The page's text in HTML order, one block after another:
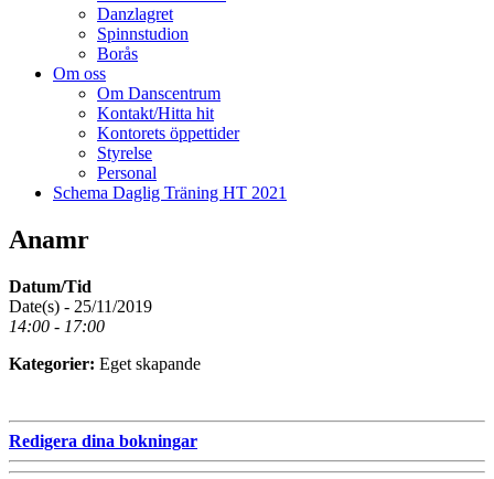
Danzlagret
Spinnstudion
Borås
Om oss
Om Danscentrum
Kontakt/Hitta hit
Kontorets öppettider
Styrelse
Personal
Schema Daglig Träning HT 2021
Anamr
Datum/Tid
Date(s) - 25/11/2019
14:00 - 17:00
Kategorier: Eget skapande
Redigera dina bokningar